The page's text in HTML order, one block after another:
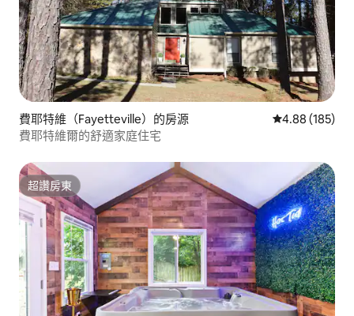
費耶特維（Fayetteville）的房源 從 185 則評價
4.88 (185)
費耶特維爾的舒適家庭住宅
超讚房東
超讚房東